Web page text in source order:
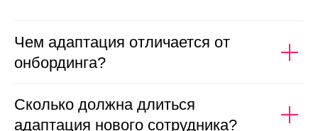
Чем адаптация отличается от
онбординга?
Сколько должна длиться
адаптация нового сотрудника?